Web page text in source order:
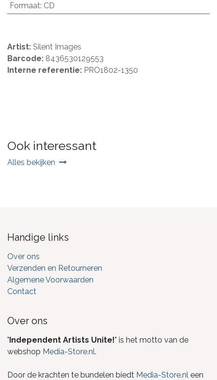
Formaat: CD
Artist: Silent Images
Barcode: 8436530129553
Interne referentie: PRO1802-1350
Ook interessant
Alles bekijken
Handige links
Over ons
Verzenden en Retourneren
Algemene Voorwaarden
Contact
Over ons
"Independent Artists Unite!" is het motto van de
webshop Media-Store.nl.
Door de krachten te bundelen biedt Media-Store.nl een